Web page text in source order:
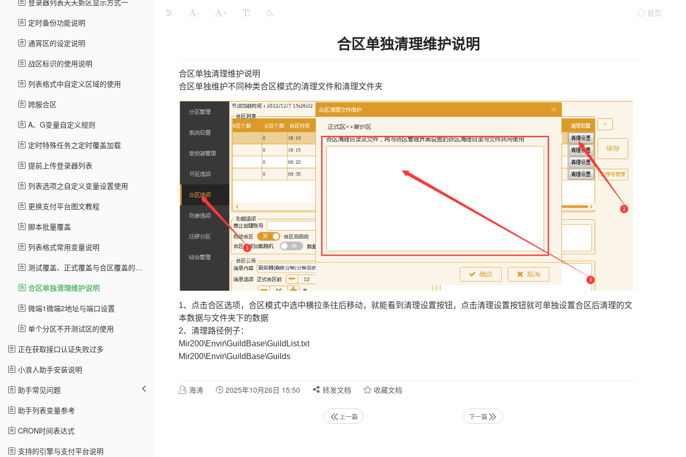
登录器列表天天新区显示方式一
定时备份功能说明
通宵区的设定说明
战区标识的使用说明
列表格式中自定义区域的使用
跨服合区
A、G变量自定义规则
定时特殊任务之定时覆盖加载
提前上传登录器列表
列表选项之自定义变量设置使用
更换支付平台图文教程
脚本批量覆盖
列表格式常用变量说明
测试覆盖、正式覆盖与合区覆盖的路径说明
合区单独清理维护说明
微端1微端2地址与端口设置
单个分区不开测试区的使用
正在获取接口认证失败过多
小浪人助手安装说明
助手常见问题
助手列表变量参考
CRON时间表达式
支持的引擎与支付平台说明
- + 首页
合区单独清理维护说明
合区单独清理维护说明
合区单独维护不同种类合区模式的清理文件和清理文件夹
1、点击合区选项，合区模式中选中横拉条往后移动，就能看到清理设置按钮，点击清理设置按钮就可单独设置合区后清理的文
本数据与文件夹下的数据
2、清理路径例子：
Mir200\Envir\GuildBase\GuildList.txt
Mir200\Envir\GuildBase\Guilds
海涛 2025年10月26日 15:50 转发文档 收藏文档
上一篇 下一篇